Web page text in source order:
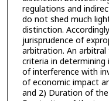
regulations and
do not shed much
distinction.
jurisprudence of
arbitration. An
criteria in determining
of interference with
of economic impact
and 2) Duration of